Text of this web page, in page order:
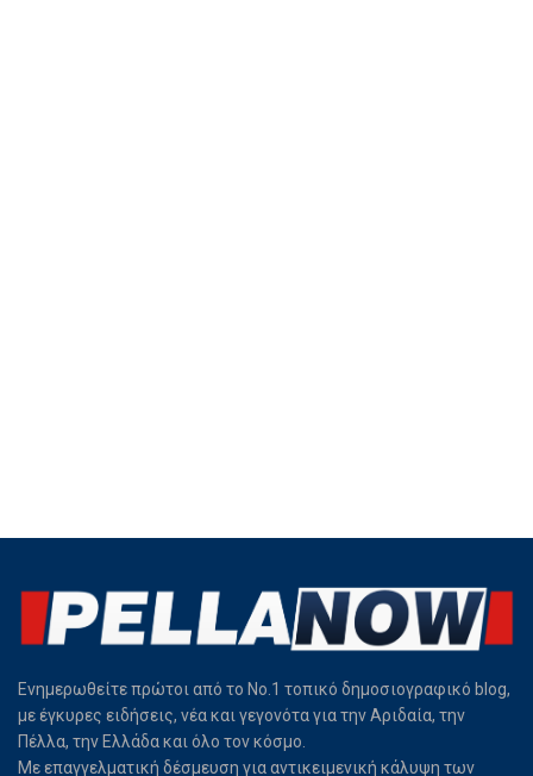
Ενημερωθείτε πρώτοι από το Νο.1 τοπικό δημοσιογραφικό blog,
με έγκυρες ειδήσεις, νέα και γεγονότα για την Αριδαία, την
Πέλλα, την Ελλάδα και όλο τον κόσμο.
Με επαγγελματική δέσμευση για αντικειμενική κάλυψη των